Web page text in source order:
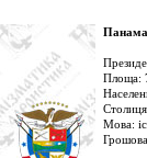
Панама
Площа:
Мова: